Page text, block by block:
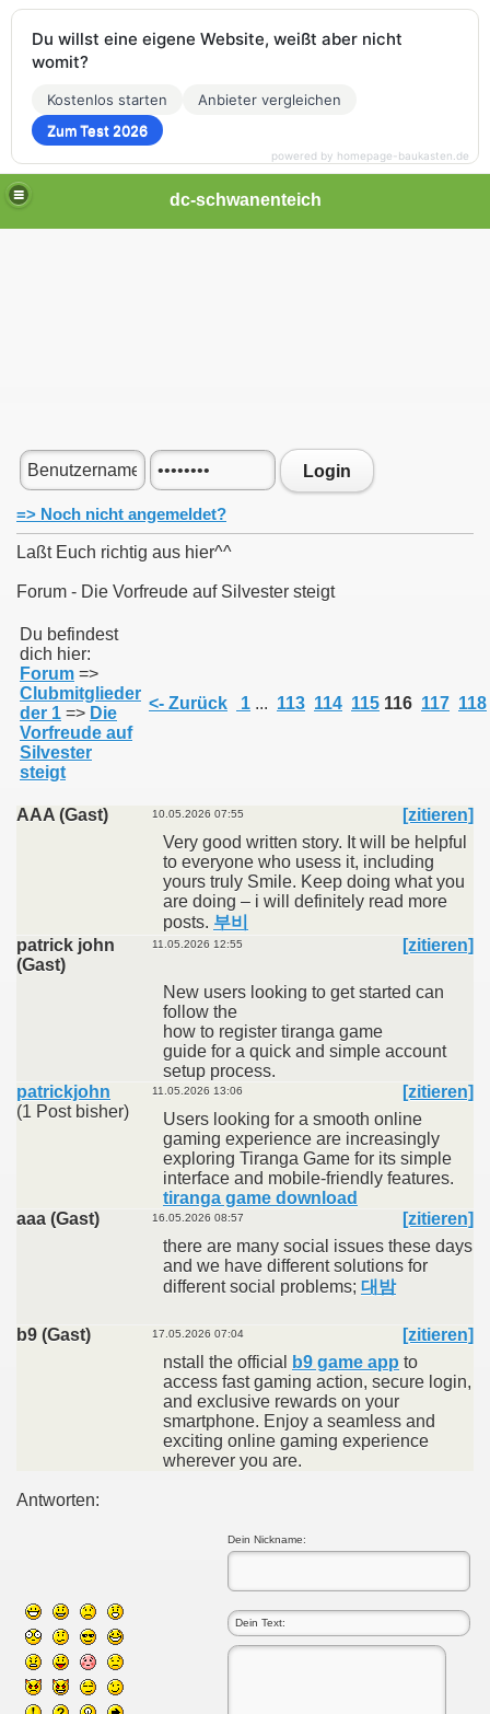
dc-schwanenteich
Login
=> Noch nicht angemeldet?
Laßt Euch richtig aus hier^^
Forum - Die Vorfreude auf Silvester steigt
Du befindest
dich hier:
Forum =>
Clubmitglieder
der 1 => Die
Vorfreude auf
Silvester
steigt
<- Zurück 1 ... 113 114 115 116 117 118
AAA (Gast) 10.05.2026 07:55
[zitieren]
Very good written story. It will be helpful
to everyone who usess it, including
yours truly Smile. Keep doing what you
are doing – i will definitely read more
posts. 부비
patrick john
(Gast)
11.05.2026 12:55 [zitieren]
New users looking to get started can
follow the
how to register tiranga game
guide for a quick and simple account
setup process.
patrickjohn
(1 Post bisher)
11.05.2026 13:06
[zitieren]
Users looking for a smooth online
gaming experience are increasingly
exploring Tiranga Game for its simple
interface and mobile-friendly features.
tiranga game download
aaa (Gast)
16.05.2026 08:57
[zitieren]
there are many social issues these days
and we have different solutions for
different social problems; 대밤
b9 (Gast) 17.05.2026 07:04
[zitieren]
nstall the official
b9 game app to
access fast gaming action, secure login,
and exclusive rewards on your
smartphone. Enjoy a seamless and
exciting online gaming experience
wherever you are.
Antworten:
Dein Nickname:
Du willst eine eigene Website, weißt aber nicht
womit?
Kostenlos starten
Anbieter vergleichen
Zum Test 2026
powered by homepage-baukasten.de